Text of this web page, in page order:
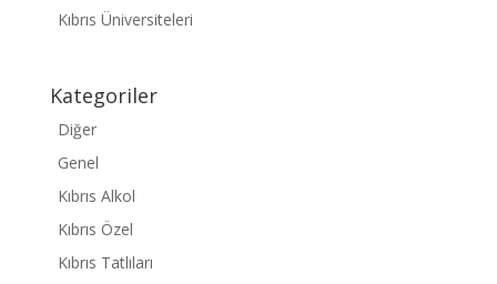
Kıbrıs Üniversiteleri
Kategoriler
Diğer
Genel
Kıbrıs Alkol
Kıbrıs Özel
Kıbrıs Tatlıları